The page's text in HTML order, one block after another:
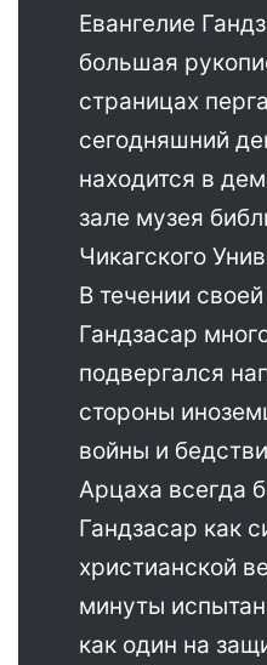
Евангелие
большая
страницах
сегодняшний
находится в
зале музея
Чикагского
В течении
Гандзасар
подвергался
стороны
войны и
Арцаха всегда
Гандзасар как
христианской
минуты
как один на